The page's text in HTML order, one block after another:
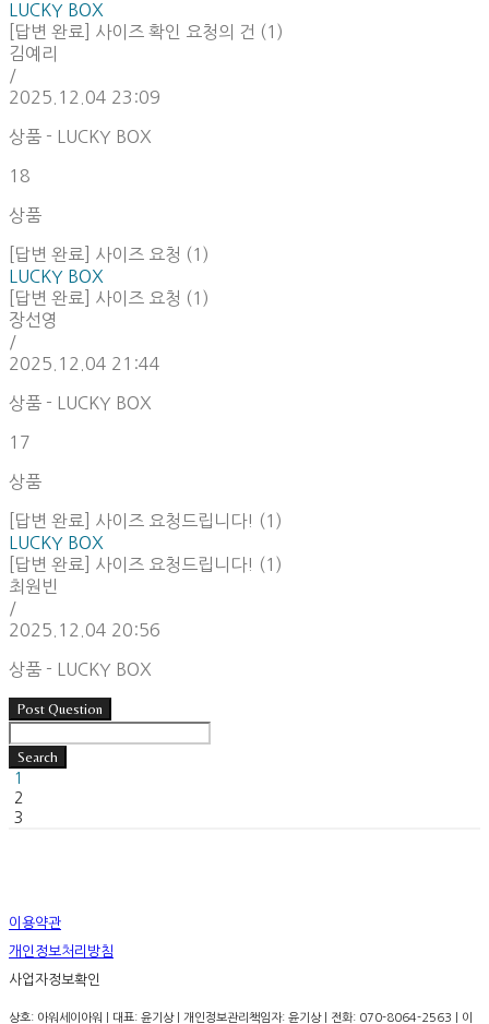
LUCKY BOX
[답변 완료] 사이즈 확인 요청의 건 (1)
김예리
/
2025.12.04 23:09
상품 - LUCKY BOX
18
상품
[답변 완료] 사이즈 요청 (1)
LUCKY BOX
[답변 완료] 사이즈 요청 (1)
장선영
/
2025.12.04 21:44
상품 - LUCKY BOX
17
상품
[답변 완료] 사이즈 요청드립니다! (1)
LUCKY BOX
[답변 완료] 사이즈 요청드립니다! (1)
최원빈
/
2025.12.04 20:56
상품 - LUCKY BOX
Post Question
Search
1
2
3
이용약관
개인정보처리방침
사업자정보확인
상호: 아워세이아워 | 대표: 윤기상 | 개인정보관리책임자: 윤기상 | 전화: 070-8064-2563 | 이